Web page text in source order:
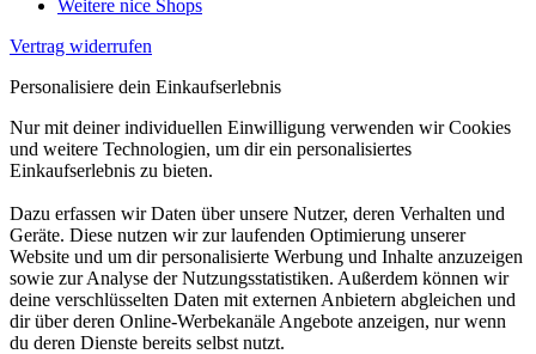
Weitere nice Shops
Vertrag widerrufen
Personalisiere dein Einkaufserlebnis
Nur mit deiner individuellen Einwilligung verwenden wir Cookies
und weitere Technologien, um dir ein personalisiertes
Einkaufserlebnis zu bieten.
Dazu erfassen wir Daten über unsere Nutzer, deren Verhalten und
Geräte. Diese nutzen wir zur laufenden Optimierung unserer
Website und um dir personalisierte Werbung und Inhalte anzuzeigen
sowie zur Analyse der Nutzungsstatistiken. Außerdem können wir
deine verschlüsselten Daten mit externen Anbietern abgleichen und
dir über deren Online-Werbekanäle Angebote anzeigen, nur wenn
du deren Dienste bereits selbst nutzt.